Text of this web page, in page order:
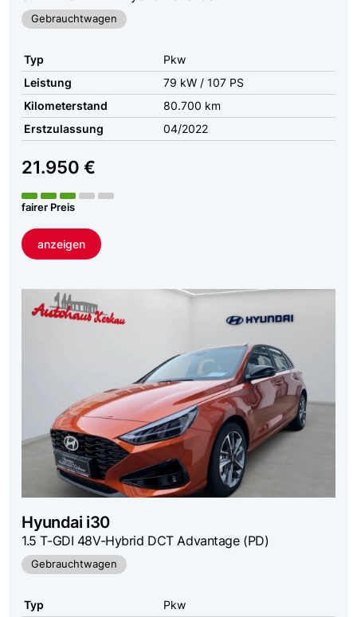
Gebrauchtwagen
Typ
Pkw
Leistung
79 kW / 107 PS
Kilometerstand
80.700 km
Erstzulassung
04/2022
21.950 €
fairer Preis
anzeigen
Hyundai i30
1.5 T-GDI 48V-Hybrid DCT Advantage (PD)
Gebrauchtwagen
Typ
Pkw